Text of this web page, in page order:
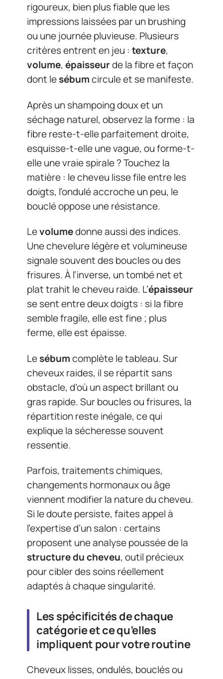
rigoureux, bien plus fiable que les
impressions laissées par un brushing
ou une journée pluvieuse. Plusieurs
critères entrent en jeu : texture,
volume, épaisseurde la fibre et façon
dont lesébumcircule et se manifeste.
Après un shampoing doux et un
séchage naturel, observez la forme : la
fibre reste-t-elle parfaitement droite,
esquisse-t-elle une vague, ou forme-t-
elle une vraie spirale ? Touchez la
matière : le cheveu lisse file entre les
doigts, l’ondulé accroche un peu, le
bouclé oppose une résistance.
Levolumedonne aussi des indices.
Une chevelure légère et volumineuse
signale souvent des boucles ou des
frisures. À l’inverse, un tombé net et
plat trahit le cheveu raide. L’épaisseur
se sent entre deux doigts : si la fibre
semble fragile, elle est fine ; plus
ferme, elle est épaisse.
Lesébumcomplète le tableau. Sur
cheveux raides, il se répartit sans
obstacle, d’où un aspect brillant ou
gras rapide. Sur boucles ou frisures, la
répartition reste inégale, ce qui
explique la sécheresse souvent
ressentie.
Parfois, traitements chimiques,
changements hormonaux ou âge
viennent modifier la nature du cheveu.
Si le doute persiste, faites appel à
l’expertise d’un salon : certains
proposent une analyse poussée de la
structure du cheveu, outil précieux
pour cibler des soins réellement
adaptés à chaque singularité.
Les spécificités de chaque
catégorie et ce qu’elles
impliquent pour votre routine
Cheveux lisses, ondulés, bouclés ou